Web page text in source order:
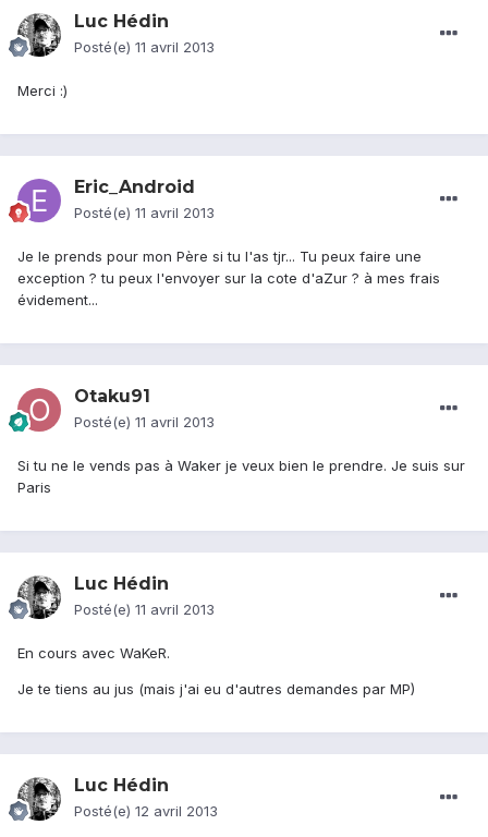
Luc Hédin
Posté(e) 11 avril 2013
Merci :)
Eric_Android
Posté(e) 11 avril 2013
Je le prends pour mon Père si tu l'as tjr... Tu peux faire une
exception ? tu peux l'envoyer sur la cote d'aZur ? à mes frais
évidement...
Otaku91
Posté(e) 11 avril 2013
Si tu ne le vends pas à Waker je veux bien le prendre. Je suis sur
Paris
Luc Hédin
Posté(e) 11 avril 2013
En cours avec WaKeR.
Je te tiens au jus (mais j'ai eu d'autres demandes par MP)
Luc Hédin
Posté(e) 12 avril 2013